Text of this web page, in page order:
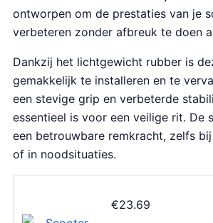
ontworpen om de prestaties van je
verbeteren zonder afbreuk te doen
Dankzij het lichtgewicht rubber is
gemakkelijk te installeren en te
een stevige grip en verbeterde
essentieel is voor een veilige rit. De
een betrouwbare remkracht, zelfs
of in noodsituaties.
€23.69